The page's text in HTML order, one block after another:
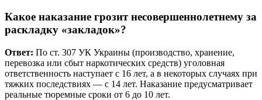
Какое наказание грозит несовершеннолетнему за
раскладку «закладок»?
Ответ: По ст. 307 УК Украины (производство, хранение,
перевозка или сбыт наркотических средств) уголовная
ответственность наступает с 16 лет, а в некоторых случаях при
тяжких последствиях — с 14 лет. Наказание предусматривает
реальные тюремные сроки от 6 до 10 лет.